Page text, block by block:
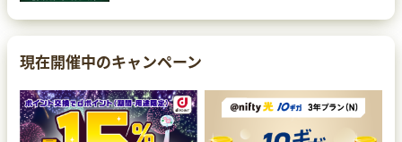
現在開催中のキャンペーン